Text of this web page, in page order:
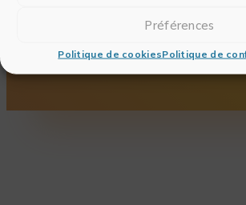
Préférences
Politique de cookiesPolitique de
accompagne vos équipes
dans leur montée en compétences